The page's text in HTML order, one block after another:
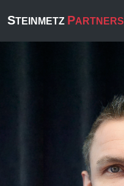
STEINMETZ PARTNERS